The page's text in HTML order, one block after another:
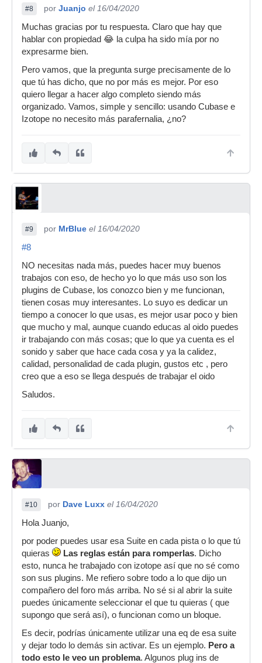
#8 por Juanjo el 16/04/2020
Muchas gracias por tu respuesta. Claro que hay que
hablar con propiedad 😂 la culpa ha sido mía por no
expresarme bien.
Pero vamos, que la pregunta surge precisamente de lo
que tú has dicho, que no por más es mejor. Por eso
quiero llegar a hacer algo completo siendo más
organizado. Vamos, simple y sencillo: usando Cubase e
Izotope no necesito más parafernalia, ¿no?
#9 por MrBlue el 16/04/2020
#8
NO necesitas nada más, puedes hacer muy buenos
trabajos con eso, de hecho yo lo que más uso son los
plugins de Cubase, los conozco bien y me funcionan,
tienen cosas muy interesantes. Lo suyo es dedicar un
tiempo a conocer lo que usas, es mejor usar poco y bien
que mucho y mal, aunque cuando educas al oido puedes
ir trabajando con más cosas; que lo que ya cuenta es el
sonido y saber que hace cada cosa y ya la calidez,
calidad, personalidad de cada plugin, gustos etc , pero
creo que a eso se llega después de trabajar el oido
Saludos.
#10 por Dave Luxx el 16/04/2020
Hola Juanjo,
por poder puedes usar esa Suite en cada pista o lo que tú
quieras
Las reglas están para romperlas. Dicho
esto, nunca he trabajado con izotope así que no sé como
son sus plugins. Me refiero sobre todo a lo que dijo un
compañero del foro más arriba. No sé si al abrir la suite
puedes únicamente seleccionar el que tu quieras ( que
supongo que será así), o funcionan como un bloque.
Es decir, podrías únicamente utilizar una eq de esa suite
y dejar todo lo demás sin activar. Es un ejemplo. Pero a
todo esto le veo un problema. Algunos plug ins de